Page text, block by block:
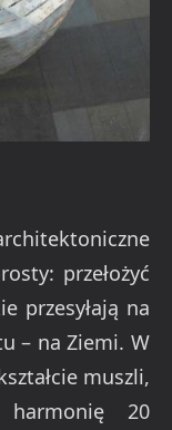
przełożyć
przesyłają na
– na Ziemi. W
muszli,
20